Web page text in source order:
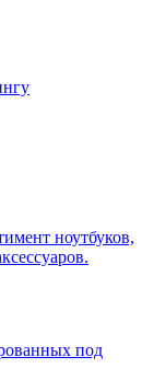
ноутбуков,
под